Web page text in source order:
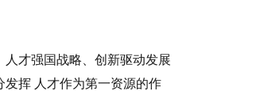
才强国战略、创新驱动发展
发挥 人才作为第一资源的作